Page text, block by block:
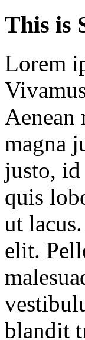
This is
Lorem
Aenean
magna
justo, id
quis
ut
elit.
blandit